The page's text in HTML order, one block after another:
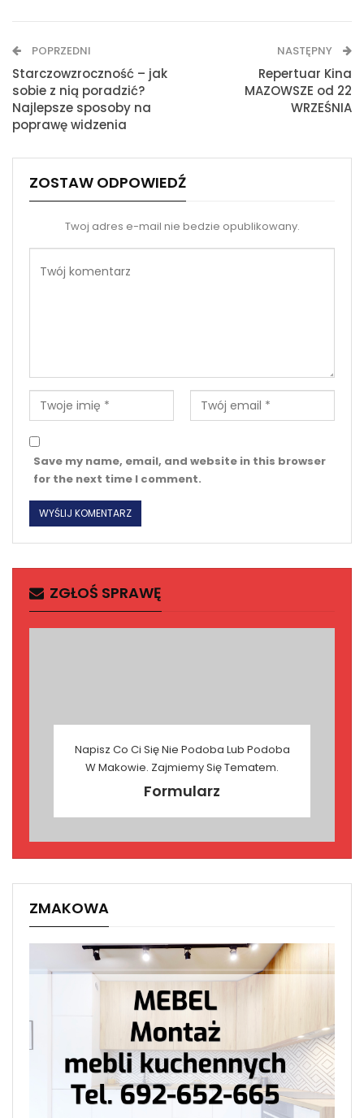
POPRZEDNI
Starczowzroczność – jak
sobie z nią poradzić?
Najlepsze sposoby na
poprawę widzenia
NASTĘPNY
Repertuar Kina
MAZOWSZE od 22
WRZEŚNIA
ZOSTAW ODPOWIEDŹ
Twoj adres e-mail nie bedzie opublikowany.
Save my name, email, and website in this browser
for the next time I comment.
ZGŁOŚ SPRAWĘ
Napisz Co Ci Się Nie Podoba Lub Podoba
W Makowie. Zajmiemy Się Tematem.
Formularz
ZMAKOWA